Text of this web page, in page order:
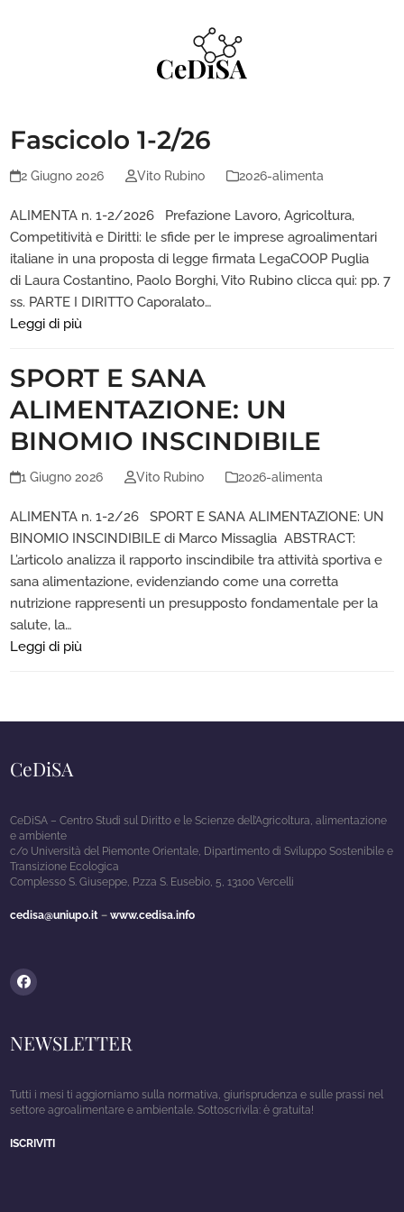
Fascicolo 1-2/26
2 Giugno 2026 Vito Rubino 2026-alimenta
ALIMENTA n. 1-2/2026 Prefazione Lavoro, Agricoltura,
Competitività e Diritti: le sfide per le imprese agroalimentari
italiane in una proposta di legge firmata LegaCOOP Puglia
di Laura Costantino, Paolo Borghi, Vito Rubino clicca qui: pp. 7
ss. PARTE I DIRITTO Caporalato…
Leggi di più
SPORT E SANA
ALIMENTAZIONE: UN
BINOMIO INSCINDIBILE
1 Giugno 2026 Vito Rubino 2026-alimenta
ALIMENTA n. 1-2/26 SPORT E SANA ALIMENTAZIONE: UN
BINOMIO INSCINDIBILE di Marco Missaglia ABSTRACT:
L’articolo analizza il rapporto inscindibile tra attività sportiva e
sana alimentazione, evidenziando come una corretta
nutrizione rappresenti un presupposto fondamentale per la
salute, la…
Leggi di più
CeDiSA
CeDiSA – Centro Studi sul Diritto e le Scienze dell’Agricoltura, alimentazione
e ambiente
c/o Università del Piemonte Orientale, Dipartimento di Sviluppo Sostenibile e
Transizione Ecologica
Complesso S. Giuseppe, P.zza S. Eusebio, 5, 13100 Vercelli
cedisa@uniupo.it –www.cedisa.info
Facebook
NEWSLETTER
Tutti i mesi ti aggiorniamo sulla normativa, giurisprudenza e sulle prassi nel
settore agroalimentare e ambientale. Sottoscrivila: è gratuita!
ISCRIVITI